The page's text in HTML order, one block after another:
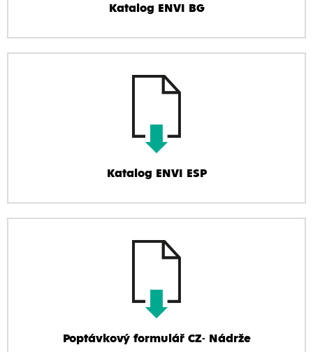
Katalog ENVI BG
Katalog ENVI ESP
Poptávkový formulář CZ- Nádrže